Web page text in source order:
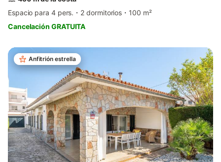
Espacio para 4 pers.
2 dormitorios
100 m²
Cancelación GRATUITA
Anfitrión estrella